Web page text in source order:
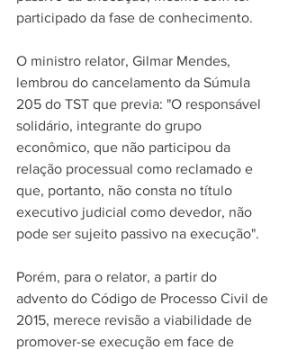
participado da fase de conhecimento.
O ministro relator, Gilmar Mendes,
lembrou do cancelamento da Súmula
205 do TST que previa: "O responsável
solidário, integrante do grupo
econômico, que não participou da
relação processual como reclamado e
que, portanto, não consta no título
executivo judicial como devedor, não
pode ser sujeito passivo na execução".
Porém, para o relator, a partir do
advento do Código de Processo Civil de
2015, merece revisão a viabilidade de
promover-se execução em face de